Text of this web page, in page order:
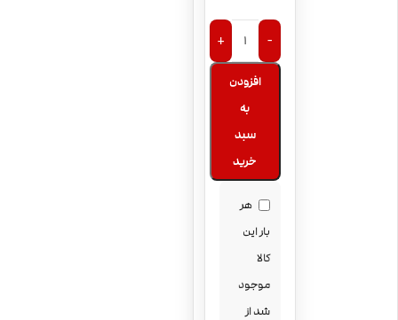
-
+
افزودن
به
سبد
خرید
هر
بار این
کالا
موجود
شد از